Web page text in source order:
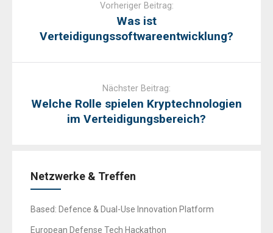
Vorheriger Beitrag:
Was ist
Verteidigungssoftwareentwicklung?
Nächster Beitrag:
Welche Rolle spielen Kryptechnologien
im Verteidigungsbereich?
Netzwerke & Treffen
Based: Defence & Dual-Use Innovation Platform
European Defense Tech Hackathon